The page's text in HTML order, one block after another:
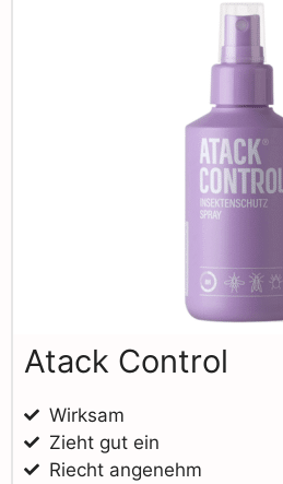
Atack Control
Wirksam
Zieht gut ein
Riecht angenehm